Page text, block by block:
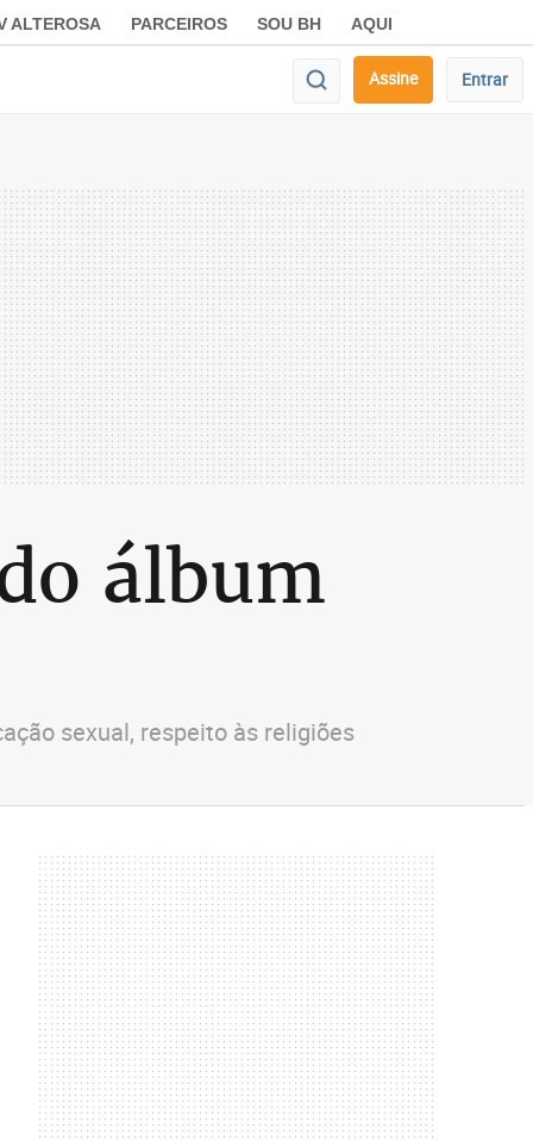
ALTEROSA PARCEIROS SOU BH AQUI
Assine Entrar
álbum
sexual, respeito às religiões